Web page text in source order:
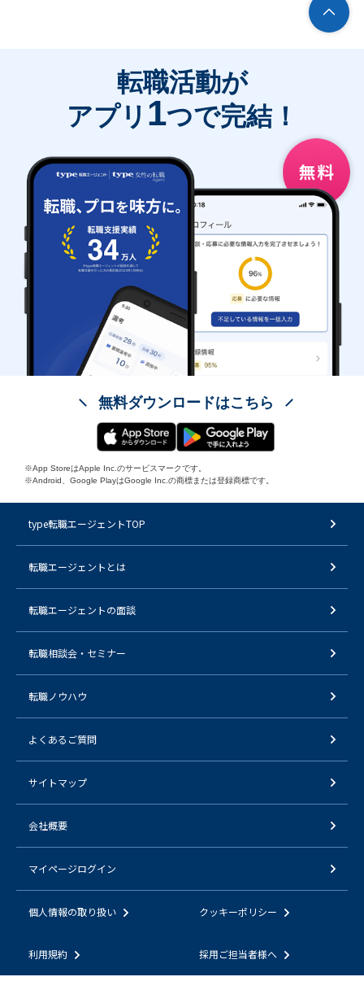
転職活動が
アプリ 1つで完結！
無料ダウンロードはこちら
※App StoreはApple Inc.のサービスマークです。
※Android、Google PlayはGoogle Inc.の商標または登録商標です。
type転職エージェントTOP
転職エージェントとは
転職エージェントの面談
転職相談会・セミナー
転職ノウハウ
よくあるご質問
サイトマップ
会社概要
マイページログイン
個人情報の取り扱い クッキーポリシー
利用規約 採用ご担当者様へ